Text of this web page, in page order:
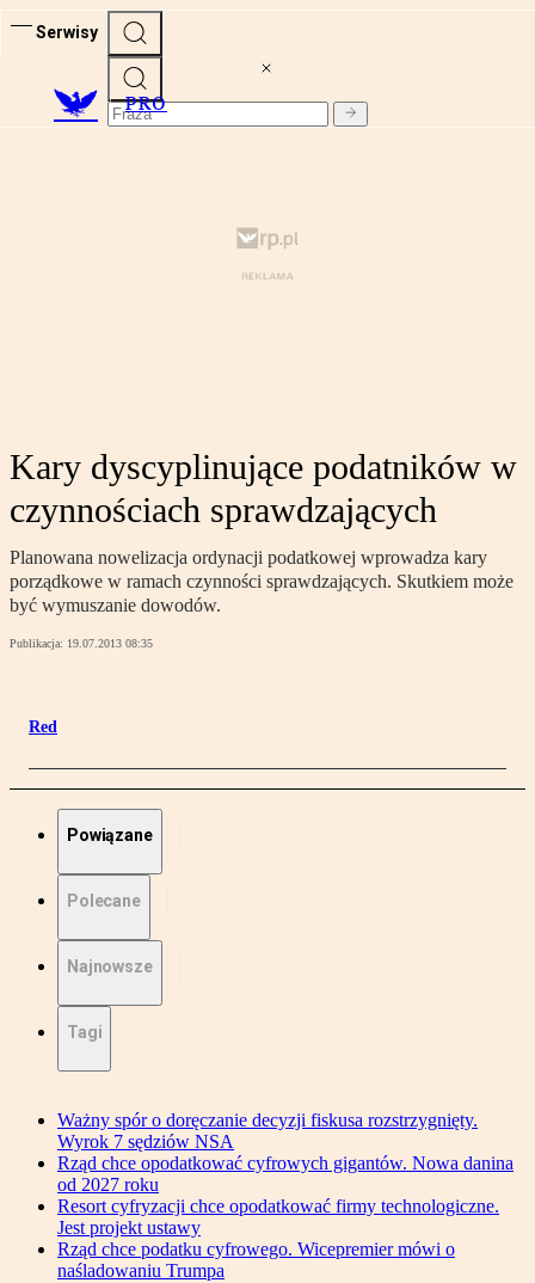
Serwisy
PRO
Kary dyscyplinujące podatników w
czynnościach sprawdzających
Planowana nowelizacja ordynacji podatkowej wprowadza kary
porządkowe w ramach czynności sprawdzających. Skutkiem może
być wymuszanie dowodów.
Publikacja: 19.07.2013 08:35
Red
Powiązane
Polecane
Najnowsze
Tagi
Ważny spór o doręczanie decyzji fiskusa rozstrzygnięty.
Wyrok 7 sędziów NSA
Rząd chce opodatkować cyfrowych gigantów. Nowa danina
od 2027 roku
Resort cyfryzacji chce opodatkować firmy technologiczne.
Jest projekt ustawy
Rząd chce podatku cyfrowego. Wicepremier mówi o
naśladowaniu Trumpa